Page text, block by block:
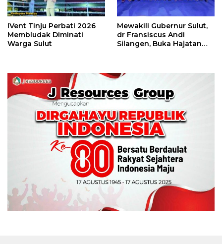
IVent Tinju Perbati 2026
Membludak Diminati
Warga Sulut
Mewakili Gubernur Sulut,
dr Fransiscus Andi
Silangen, Buka Hajatan